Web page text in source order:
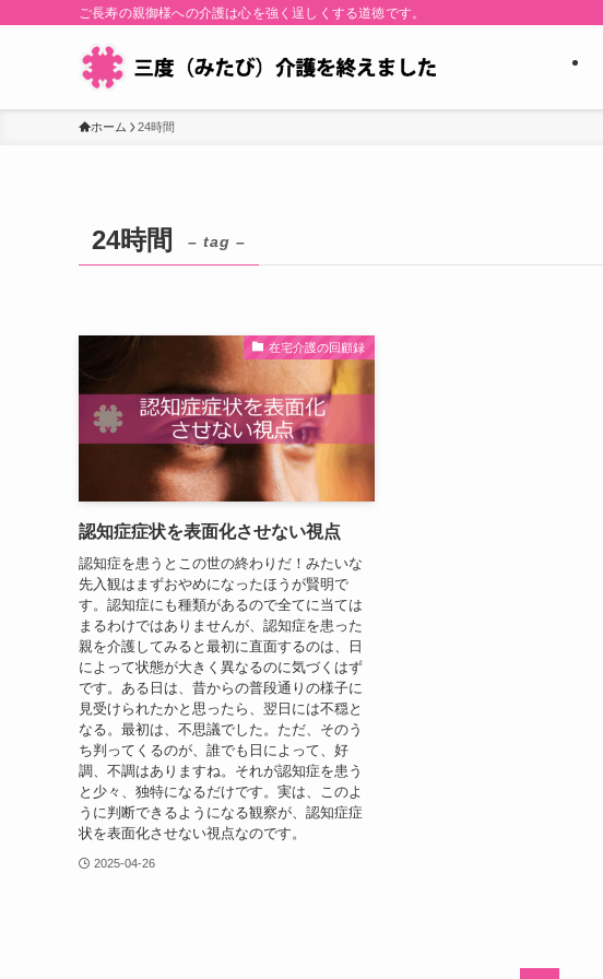
ご長寿の親御様への介護は心を強く逞しくする道徳です。
ホーム 24時間
24時間 – tag –
在宅介護の回顧録
認知症症状を表面化させない視点
認知症を患うとこの世の終わりだ！みたいな
先入観はまずおやめになったほうが賢明で
す。認知症にも種類があるので全てに当ては
まるわけではありませんが、認知症を患った
親を介護してみると最初に直面するのは、日
によって状態が大きく異なるのに気づくはず
です。ある日は、昔からの普段通りの様子に
見受けられたかと思ったら、翌日には不穏と
なる。最初は、不思議でした。ただ、そのう
ち判ってくるのが、誰でも日によって、好
調、不調はありますね。それが認知症を患う
と少々、独特になるだけです。実は、このよ
うに判断できるようになる観察が、認知症症
状を表面化させない視点なのです。
2025-04-26